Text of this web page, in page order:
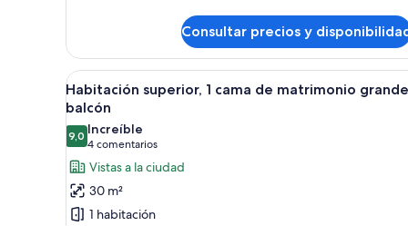
para
personas
con
discapacidad
Deluxe,
cama
de
grande,
accesible
para
personas
con
discapacidad
Consultar precios y
Abrir
todas
las
fotos
de
Habitación
superior,
Una habitación de hotel
5
Habitación superior, 1 cama de matrimonio
balcón
9,09,0 de 10
Increíble
4 comentarios
(4 comentarios)
Vistas a la ciudad
30 m²
1 habitación